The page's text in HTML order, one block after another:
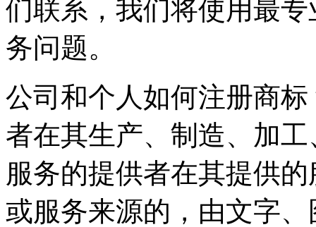
们联系，我们将使用最
务问题。
公司和个人如何注册商
者在其生产、制造、加
服务的提供者在其提供
或服务来源的，由文字